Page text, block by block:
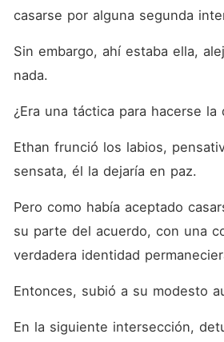
casarse por alguna segunda
Sin embargo, ahí estaba ella,
nada.
¿Era una táctica para hacerse la
Ethan frunció los labios,
sensata, él la dejaría en paz.
Pero como había aceptado
su parte del acuerdo, con una
verdadera identidad
Entonces, subió a su modesto
En la siguiente intersección,